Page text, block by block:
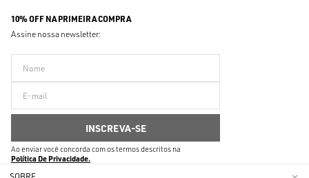
10% OFF NA PRIMEIRA COMPRA
Assine nossa newsletter:
Ao enviar você concorda com os termos descritos na
Política De Privacidade